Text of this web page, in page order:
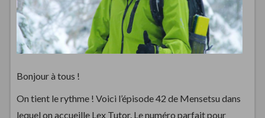
Bonjour à tous !
On tient le rythme ! Voici l’épisode 42 de Mensetsu dans
lequel on accueille Lex Tutor. Le numéro parfait pour